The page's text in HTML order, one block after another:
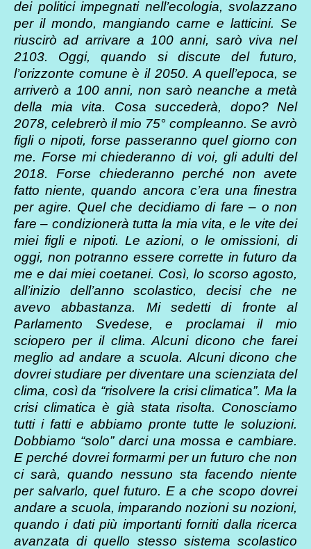
dei politici impegnati nell’ecologia, svolazzano
per il mondo, mangiando carne e latticini. Se
riuscirò ad arrivare a 100 anni, sarò viva nel
2103. Oggi, quando si discute del futuro,
l’orizzonte comune è il 2050. A quell’epoca, se
arriverò a 100 anni, non sarò neanche a metà
della mia vita. Cosa succederà, dopo? Nel
2078, celebrerò il mio 75° compleanno. Se avrò
figli o nipoti, forse passeranno quel giorno con
me. Forse mi chiederanno di voi, gli adulti del
2018. Forse chiederanno perché non avete
fatto niente, quando ancora c’era una finestra
per agire. Quel che decidiamo di fare – o non
fare – condizionerà tutta la mia vita, e le vite dei
miei figli e nipoti. Le azioni, o le omissioni, di
oggi, non potranno essere corrette in futuro da
me e dai miei coetanei. Così, lo scorso agosto,
all’inizio dell’anno scolastico, decisi che ne
avevo abbastanza. Mi sedetti di fronte al
Parlamento Svedese, e proclamai il mio
sciopero per il clima. Alcuni dicono che farei
meglio ad andare a scuola. Alcuni dicono che
dovrei studiare per diventare una scienziata del
clima, così da “risolvere la crisi climatica”. Ma la
crisi climatica è già stata risolta. Conosciamo
tutti i fatti e abbiamo pronte tutte le soluzioni.
Dobbiamo “solo” darci una mossa e cambiare.
E perché dovrei formarmi per un futuro che non
ci sarà, quando nessuno sta facendo niente
per salvarlo, quel futuro. E a che scopo dovrei
andare a scuola, imparando nozioni su nozioni,
quando i dati più importanti forniti dalla ricerca
avanzata di quello stesso sistema scolastico